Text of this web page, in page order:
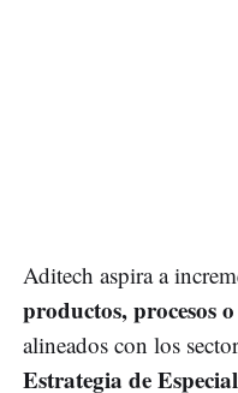
Aditech aspira a
productos, procesos
alineados con los
Estrategia de